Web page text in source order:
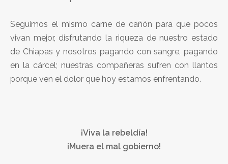
Seguimos el mismo carne de cañón para que pocos
vivan mejor, disfrutando la riqueza de nuestro estado
de Chiapas y nosotros pagando con sangre, pagando
en la cárcel; nuestras compañeras sufren con llantos
porque ven el dolor que hoy estamos enfrentando.
¡Viva la rebeldía!
¡Muera el mal gobierno!